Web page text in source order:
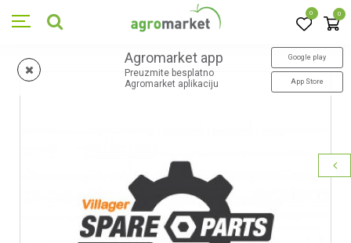
0 0
Agromarket app
Preuzmite besplatno
Agromarket aplikaciju
Google play
App Store